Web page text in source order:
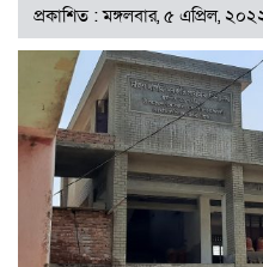
প্রকাশিত : মঙ্গলবার, ৫ এপ্রিল,